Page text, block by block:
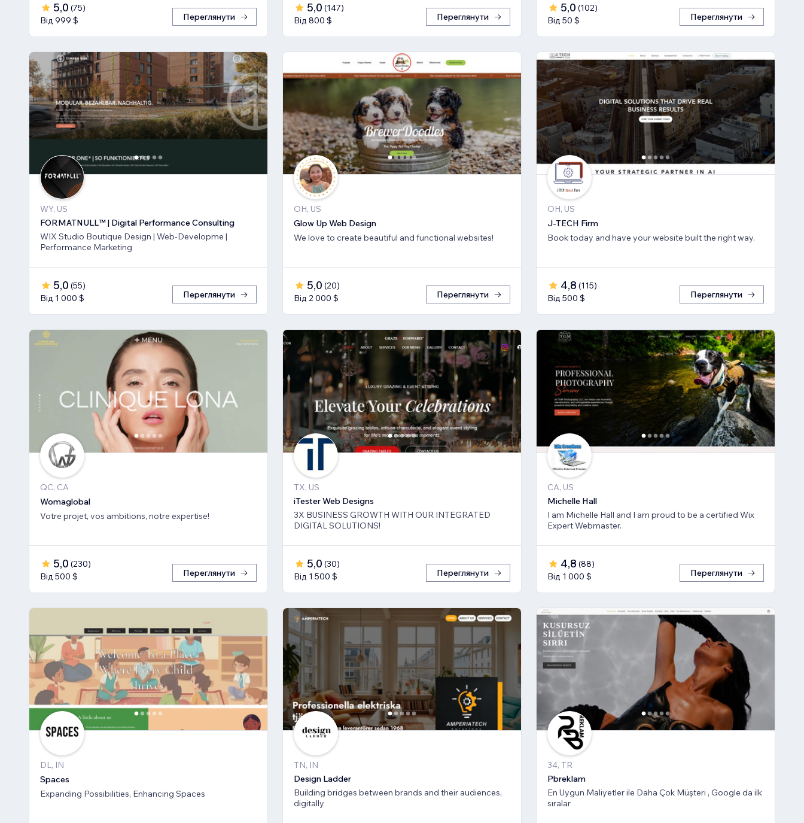
5,0 (75)
Від 999 $
Переглянути
5,0 (147)
Від 800 $
Переглянути
5,0 (102)
Від 50 $
Переглянути
WY, US
FORMATNULL™ | Digital Performance Consulting
WIX Studio Boutique Design | Web-Developme |
Performance Marketing
5,0 (55)
Від 1 000 $
Переглянути
OH, US
Glow Up Web Design
We love to create beautiful and functional websites!
5,0 (20)
Від 2 000 $
Переглянути
OH, US
J-TECH Firm
Book today and have your website built the right way.
4,8 (115)
Від 500 $
Переглянути
QC, CA
Womaglobal
Votre projet, vos ambitions, notre expertise!
5,0 (230)
Від 500 $
Переглянути
TX, US
iTester Web Designs
3X BUSINESS GROWTH ​WITH OUR INTEGRATED
DIGITAL SOLUTIONS!
5,0 (30)
Від 1 500 $
Переглянути
CA, US
Michelle Hall
I am Michelle Hall and I am proud to be a certified Wix
Expert Webmaster.
4,8 (88)
Від 1 000 $
Переглянути
DL, IN
Spaces
Expanding Possibilities, Enhancing Spaces
TN, IN
Design Ladder
Building bridges between brands and their audiences,
digitally
34, TR
Pbreklam
En Uygun Maliyetler ile Daha Çok Müşteri , Google da ilk
sıralar